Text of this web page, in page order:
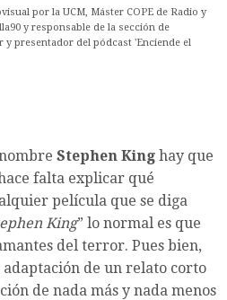
por la UCM, Máster COPE de Radio y
y responsable de la sección de
y presentador del pódcast 'Enciende el
Stephen King hay que
falta explicar qué
película que se diga
King” lo normal es que
del terror. Pues bien,
adaptación de un relato corto
de nada más y nada menos